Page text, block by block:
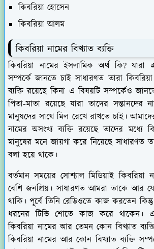
কিবরিয়া হোসেন
কিবরিয়া আলম
কিবরিয়া নামের বিখ্যাত ব্যক্তি
কিবরিয়া নামের ইসলামিক অর্থ কি? যারা
সম্পর্কে জানতে চাই সাধারণত তারা
ব্যক্তি রয়েছে কিনা এ বিষয়টি সম্পর্কেও
পিতা-মাতা রয়েছে যারা তাদের সন্তানদের
মানুষদের সাথে মিল রেখে রাখতে চাই।
নামের অসংখ্য ব্যক্তি রয়েছে তাদের মধ্যে
মানুষের মনে জায়গা করে নিয়েছে সাধারণত
বলা হয়ে থাকে।
বর্তমান সময়ের সোশ্যাল মিডিয়াই
বেশি জনপ্রিয়। সাধারণত আমরা তাকে আর যে
থাকি। পূর্বে তিনি রেডিওতে কাজ করতেন কিন্তু
ধরনের টিভি শোতে কাজ করে থাকেন।
কিবরিয়া নামের আর তেমন কোন বিখ্যাত
কিবরিয়া নামের আর কোন বিখ্যাত ব্যক্তি